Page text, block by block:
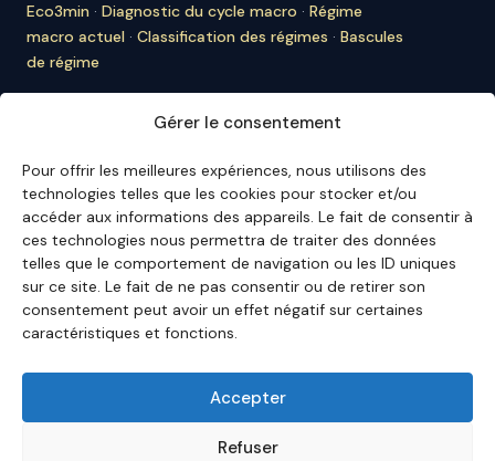
Gérer le consentement
Pour offrir les meilleures expériences, nous utilisons des
technologies telles que les cookies pour stocker et/ou
accéder aux informations des appareils. Le fait de consentir à
ces technologies nous permettra de traiter des données
telles que le comportement de navigation ou les ID uniques
sur ce site. Le fait de ne pas consentir ou de retirer son
consentement peut avoir un effet négatif sur certaines
caractéristiques et fonctions.
Accepter
Refuser
Eco3min · Diagnostic du cycle macro · Régime
macro actuel · Classification des régimes · Bascules
de régime
nous citent· Mentions légales·Contact
ENGLISH VERSION
English Hub →
Eco3min privilégie des analyses valables sur plusieurs
mois ; les événements récents servent de points
d'entrée, jamais de finalité.
Avertissement – Informations financières :
analyses, commentaires et contenus publiés sur